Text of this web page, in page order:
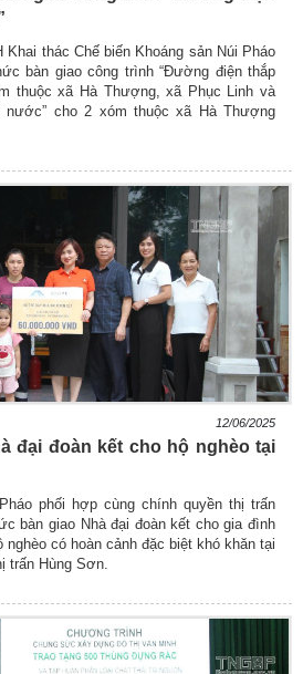
Khai thác Chế biến Khoáng sản Núi Pháo
bàn giao công trình “Đường điện thắp
thuộc xã Hà Thượng, xã Phục Linh và
nước” cho 2 xóm thuộc xã Hà Thượng
12/06/2025
đại đoàn kết cho hộ nghèo tại
phối hợp cùng chính quyền thị trấn
bàn giao Nhà đại đoàn kết cho gia đình
nghèo có hoàn cảnh đặc biệt khó khăn tại
trấn Hùng Sơn.